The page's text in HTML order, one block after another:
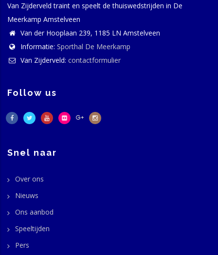
Van Zijderveld traint en speelt de thuiswedstrijden in De
Meerkamp Amstelveen
Van der Hooplaan 239, 1185 LN Amstelveen
Informatie: Sporthal De Meerkamp
Van Zijderveld: contactformulier
Follow us
Snel naar
Over ons
Nieuws
Ons aanbod
Speeltijden
Pers